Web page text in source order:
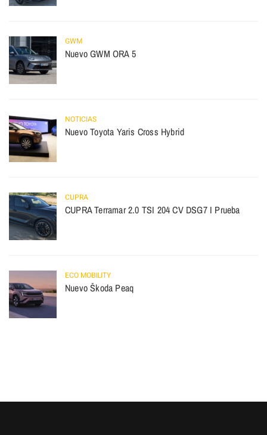
GWM
Nuevo GWM ORA 5
NOTICIAS
Nuevo Toyota Yaris Cross Hybrid
CUPRA
CUPRA Terramar 2.0 TSI 204 CV DSG7 I Prueba
ECO MOBILITY
Nuevo Škoda Peaq